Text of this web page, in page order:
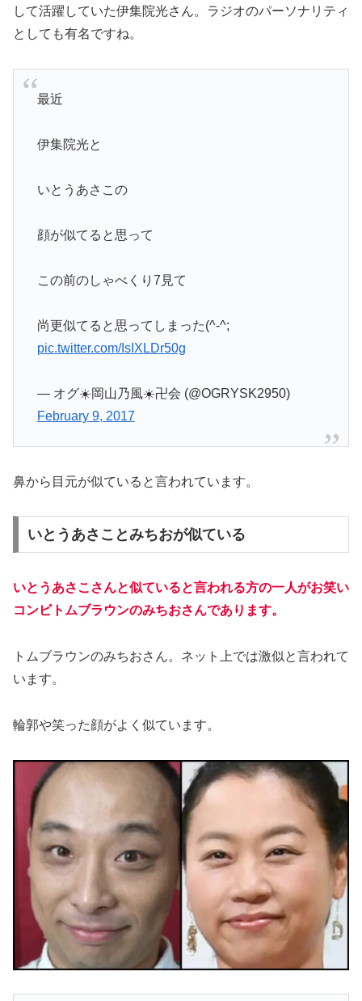
して活躍していた伊集院光さん。ラジオのパーソナリティ
としても有名ですね。
最近
伊集院光と
いとうあさこの
顔が似てると思って
この前のしゃべくり7見て
尚更似てると思ってしまった(^-^;
pic.twitter.com/IsIXLDr50g
— オグ☀️岡山乃風☀️卍会 (@OGRYSK2950)
February 9, 2017
鼻から目元が似ていると言われています。
いとうあさことみちおが似ている
いとうあさこさんと似ていると言われる方の一人がお笑い
コンビトムブラウンのみちおさんであります。
トムブラウンのみちおさん。ネット上では激似と言われて
います。
輪郭や笑った顔がよく似ています。